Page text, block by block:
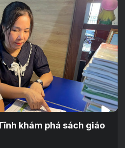
khám phá sách giáo